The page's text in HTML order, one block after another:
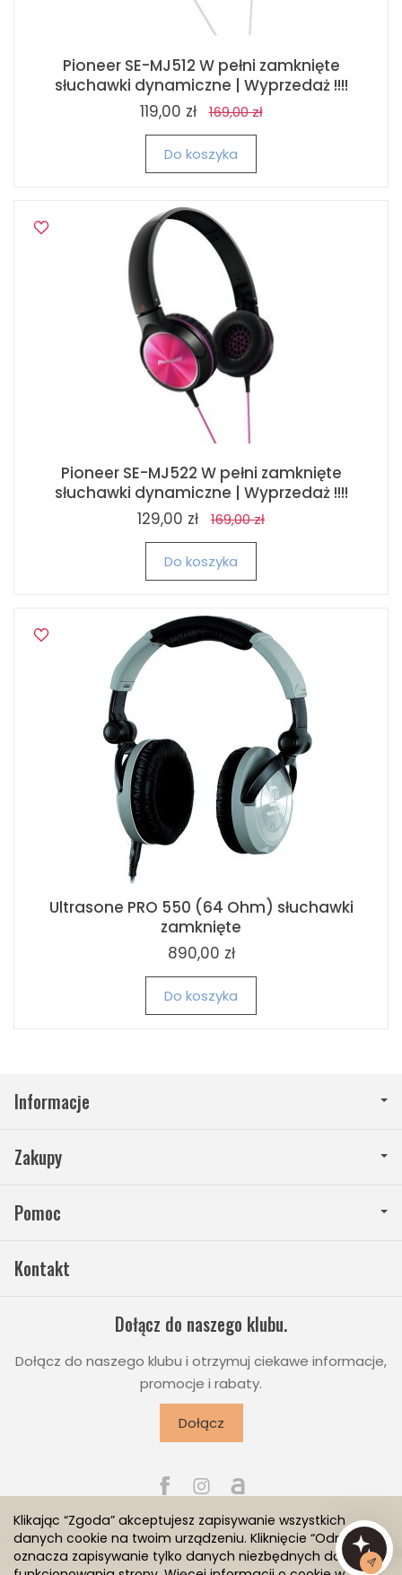
Pioneer SE-MJ512 W pełni zamknięte
słuchawki dynamiczne | Wyprzedaż !!!!
119,00 zł
169,00 zł
Do koszyka
Pioneer SE-MJ522 W pełni zamknięte
słuchawki dynamiczne | Wyprzedaż !!!!
129,00 zł
169,00 zł
Do koszyka
Ultrasone PRO 550 (64 Ohm) słuchawki
zamknięte
890,00 zł
Do koszyka
Informacje
Zakupy
Pomoc
Kontakt
Dołącz do naszego klubu.
Dołącz do naszego klubu i otrzymuj ciekawe informacje,
promocje i rabaty.
Dołącz
Sklep internetowy SOTESHOP AI
Klikając “Zgoda” akceptujesz zapisywanie wszystkich
danych cookie na twoim urządzeniu. Kliknięcie “Odmowa”
oznacza zapisywanie tylko danych niezbędnych do